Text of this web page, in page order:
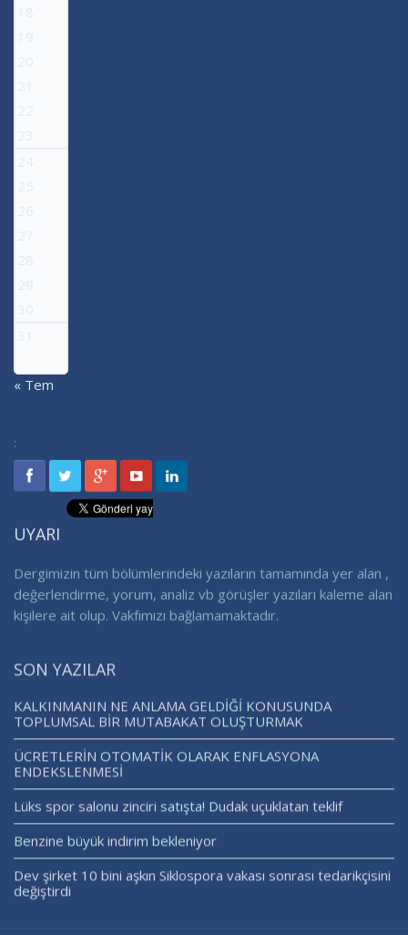
18
19
20
21
22
23
24
25
26
27
28
29
30
31
« Tem
:
UYARI
Dergimizin tüm bölümlerindeki yazıların tamamında yer alan ,
değerlendirme, yorum, analiz vb görüşler yazıları kaleme alan
kişilere ait olup. Vakfımızı bağlamamaktadır.
SON YAZILAR
KALKINMANIN NE ANLAMA GELDİĞİ KONUSUNDA
TOPLUMSAL BİR MUTABAKAT OLUŞTURMAK
ÜCRETLERİN OTOMATİK OLARAK ENFLASYONA
ENDEKSLENMESİ
Lüks spor salonu zinciri satışta! Dudak uçuklatan teklif
Benzine büyük indirim bekleniyor
Dev şirket 10 bini aşkın Siklospora vakası sonrası tedarikçisini
değiştirdi